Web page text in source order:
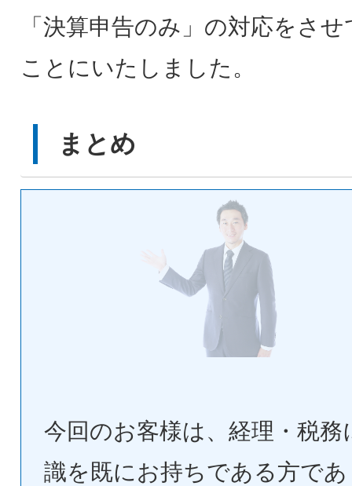
「決算申告のみ」の対応をさ
ことにいたしました。
まとめ
今回のお客様は、経理・税務
識を既にお持ちである方で